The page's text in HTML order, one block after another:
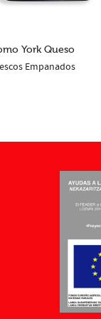
LEER MÁS
York Queso
Empanados